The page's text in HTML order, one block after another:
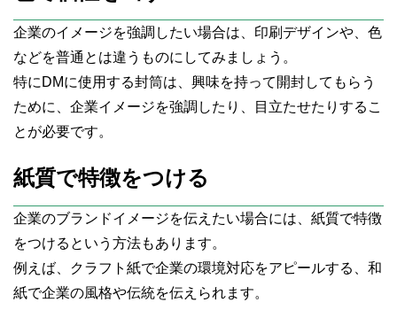
企業のイメージを強調したい場合は、印刷デザインや、色
などを普通とは違うものにしてみましょう。
特にDMに使用する封筒は、興味を持って開封してもらう
ために、企業イメージを強調したり、目立たせたりするこ
とが必要です。
紙質で特徴をつける
企業のブランドイメージを伝えたい場合には、紙質で特徴
をつけるという方法もあります。
例えば、クラフト紙で企業の環境対応をアピールする、和
紙で企業の風格や伝統を伝えられます。